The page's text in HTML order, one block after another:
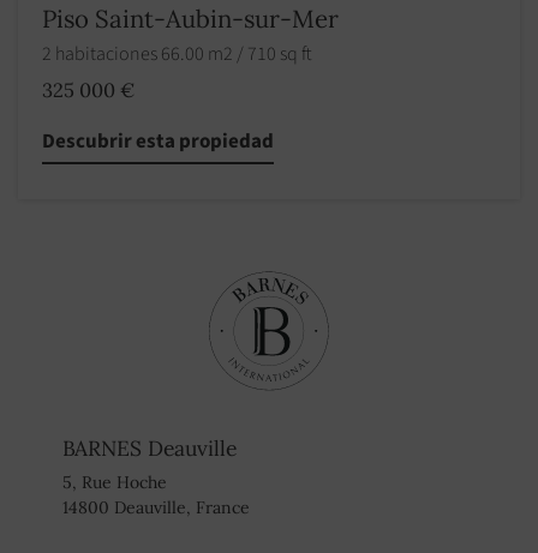
Piso Saint-Aubin-sur-Mer
2 habitaciones 66.00 m2 / 710 sq ft
325 000 €
Descubrir esta propiedad
BARNES Deauville
5, Rue Hoche
14800 Deauville, France